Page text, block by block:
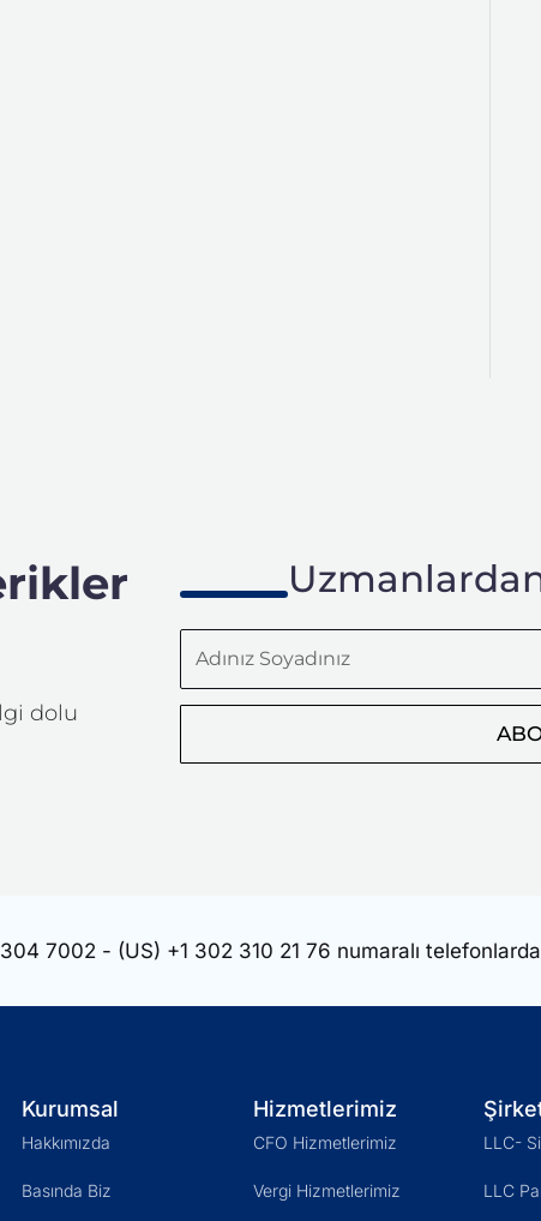
dolu
Adınız
Soyadınız
7002 - (US) +1 302 310 21 76 numaralı
Kurumsal
Hakkımızda
Basında Biz
Hizmetlerimiz
CFO Hizmetlerimiz
Vergi Hizmetlerimiz
LLC-
LLC